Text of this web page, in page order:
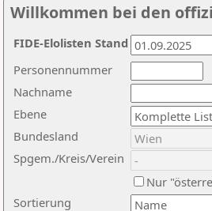
Willkommen bei den
Nachname
Ebene
Sortierung
Personennummer
Bundesland
Spgem./Kreis/Verein
Nur
FIDE-Elolisten Stand